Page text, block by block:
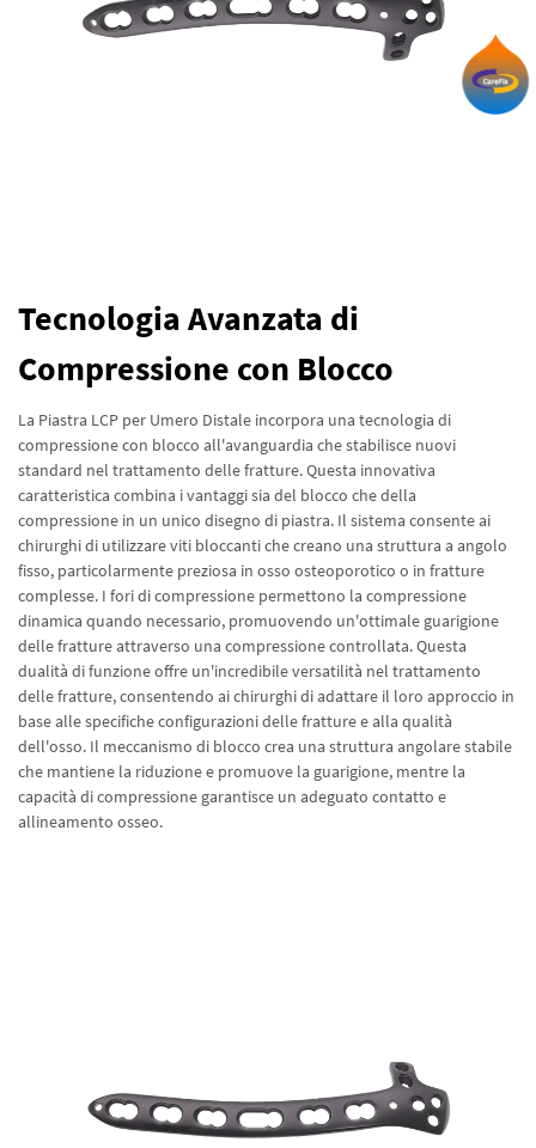
Tecnologia Avanzata di
Compressione con Blocco
La Piastra LCP per Umero Distale incorpora una tecnologia di
compressione con blocco all'avanguardia che stabilisce nuovi
standard nel trattamento delle fratture. Questa innovativa
caratteristica combina i vantaggi sia del blocco che della
compressione in un unico disegno di piastra. Il sistema consente ai
chirurghi di utilizzare viti bloccanti che creano una struttura a angolo
fisso, particolarmente preziosa in osso osteoporotico o in fratture
complesse. I fori di compressione permettono la compressione
dinamica quando necessario, promuovendo un'ottimale guarigione
delle fratture attraverso una compressione controllata. Questa
dualità di funzione offre un'incredibile versatilità nel trattamento
delle fratture, consentendo ai chirurghi di adattare il loro approccio in
base alle specifiche configurazioni delle fratture e alla qualità
dell'osso. Il meccanismo di blocco crea una struttura angolare stabile
che mantiene la riduzione e promuove la guarigione, mentre la
capacità di compressione garantisce un adeguato contatto e
allineamento osseo.